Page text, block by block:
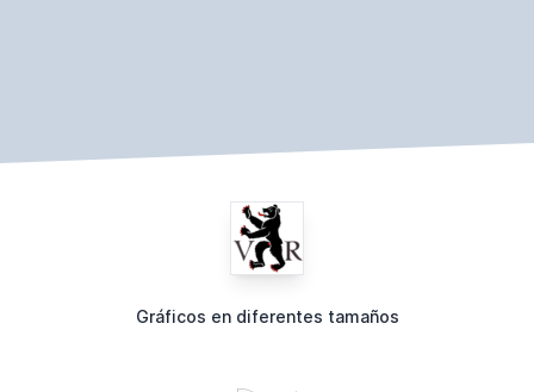
Gráficos en diferentes tamaños